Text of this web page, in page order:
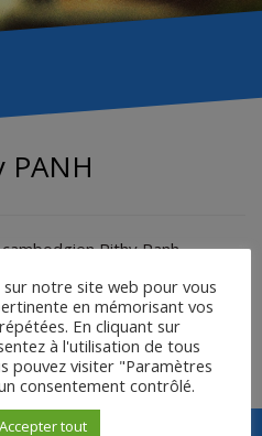
PANH
Rithy Panh,
– UNE RÉSISTANCE À
notre site web pour vous
en mémorisant vos
En cliquant sur
à l'utilisation de tous
pouvez visiter "Paramètres
consentement contrôlé.
Accepter tout